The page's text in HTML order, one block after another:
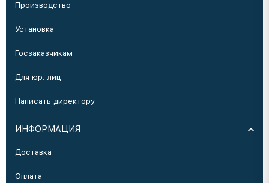
Производство
Установка
Госзаказчикам
Для юр. лиц
Написать директору
ИНФОРМАЦИЯ
Доставка
Оплата